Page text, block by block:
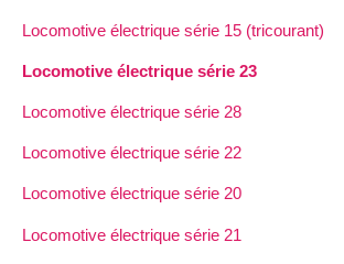
Locomotive électrique série 15 (tricourant)
Locomotive électrique série 23
Locomotive électrique série 28
Locomotive électrique série 22
Locomotive électrique série 20
Locomotive électrique série 21